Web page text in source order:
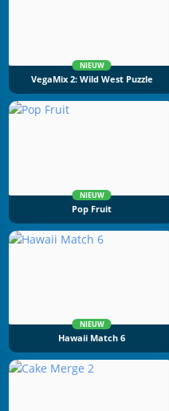
NIEUW
VegaMix 2: Wild West Puzzle
NIEUW
Pop Fruit
NIEUW
Hawaii Match 6